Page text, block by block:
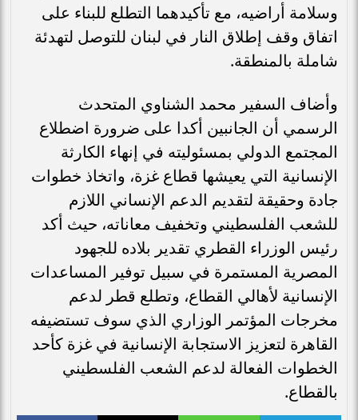
وسلامة أراضيه، مع تأكيدهما التطلع للبناء على
اتفاق وقف إطلاق النار في لبنان للتوصل لتهدئة
شاملة بالمنطقة.
وأضاف السفير محمد الشناوي المتحدث
الرسمي أن الجانبين أكدا على ضرورة اضطلاع
المجتمع الدولي بمسئوليته في إنهاء الكارثة
الإنسانية التي يعيشها قطاع غزة، واتخاذ خطوات
جادة وحقيقة لتقديم الدعم الإنساني اللازم
للشعب الفلسطيني وتخفيف معاناته، حيث أكد
رئيس الوزراء القطري تقدير بلاده للجهود
المصرية المستمرة في سبيل توفير المساعدات
الإنسانية لأهالي القطاع، وتطلع قطر لدعم
مخرجات المؤتمر الوزاري الذي سوف تستضيفه
القاهرة لتعزيز الاستجابة الإنسانية في غزة كأحد
الخطوات الفعالة لدعم الشعب الفلسطيني
بالقطاع.